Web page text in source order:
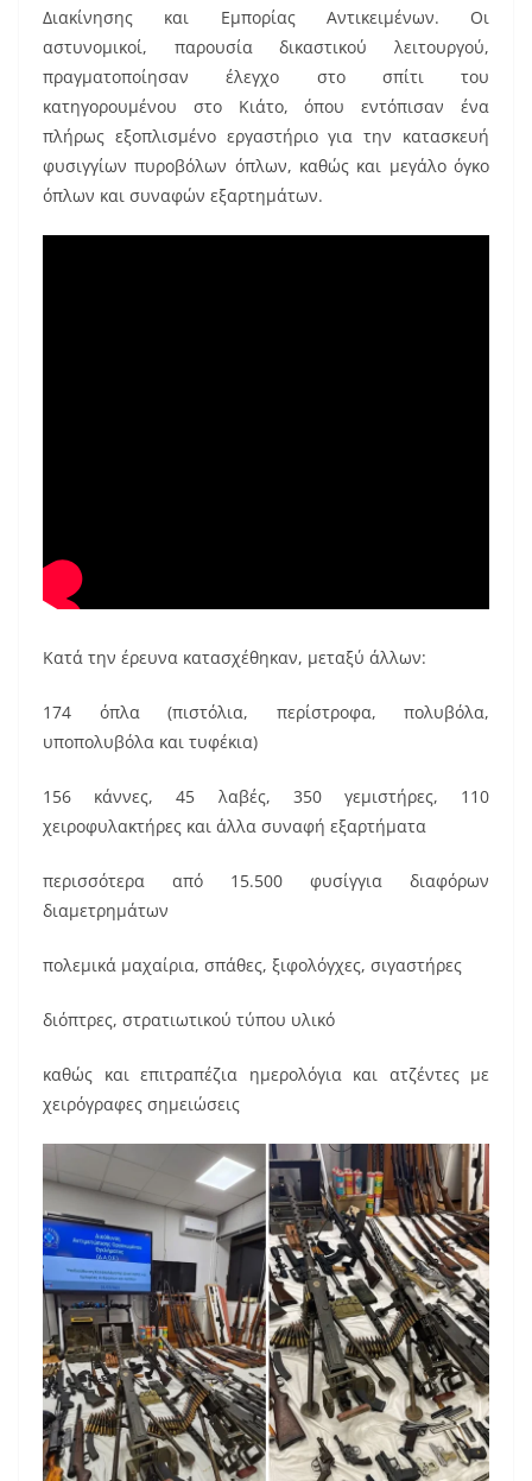
Διακίνησης και Εμπορίας Αντικειμένων. Οι
αστυνομικοί, παρουσία δικαστικού λειτουργού,
πραγματοποίησαν έλεγχο στο σπίτι του
κατηγορουμένου στο Κιάτο, όπου εντόπισαν ένα
πλήρως εξοπλισμένο εργαστήριο για την κατασκευή
φυσιγγίων πυροβόλων όπλων, καθώς και μεγάλο όγκο
όπλων και συναφών εξαρτημάτων.
Κατά την έρευνα κατασχέθηκαν, μεταξύ άλλων:
174 όπλα (πιστόλια, περίστροφα, πολυβόλα,
υποπολυβόλα και τυφέκια)
156 κάννες, 45 λαβές, 350 γεμιστήρες, 110
χειροφυλακτήρες και άλλα συναφή εξαρτήματα
περισσότερα από 15.500 φυσίγγια διαφόρων
διαμετρημάτων
πολεμικά μαχαίρια, σπάθες, ξιφολόγχες, σιγαστήρες
διόπτρες, στρατιωτικού τύπου υλικό
καθώς και επιτραπέζια ημερολόγια και ατζέντες με
χειρόγραφες σημειώσεις